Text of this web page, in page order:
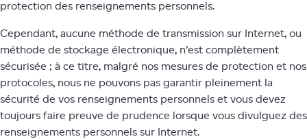
protection des renseignements personnels.
Cependant, aucune méthode de transmission sur Internet, ou
méthode de stockage électronique, n’est complètement
sécurisée ; à ce titre, malgré nos mesures de protection et nos
protocoles, nous ne pouvons pas garantir pleinement la
sécurité de vos renseignements personnels et vous devez
toujours faire preuve de prudence lorsque vous divulguez des
renseignements personnels sur Internet.